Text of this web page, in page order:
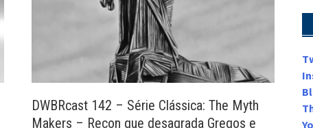
DWBRcast 142 – Série Clássica: The Myth
Makers – Recon que desagrada Gregos e